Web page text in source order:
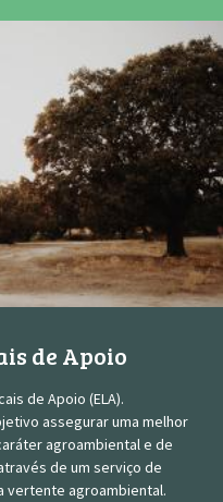
de Apoio
de Apoio (ELA).
assegurar uma melhor
agroambiental e de
de um serviço de
vertente agroambiental.